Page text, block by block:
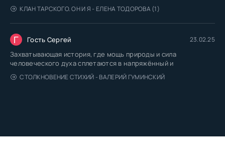
КЛАН ТАРСКОГО. ОН И Я - ЕЛЕНА ТОДОРОВА (1)
Г Гость Сергей 23.02.25
Захватывающая история, где мощь природы и сила
человеческого духа сплетаются в напряжённый и
СТОЛКНОВЕНИЕ СТИХИЙ - ВАЛЕРИЙ ГУМИНСКИЙ